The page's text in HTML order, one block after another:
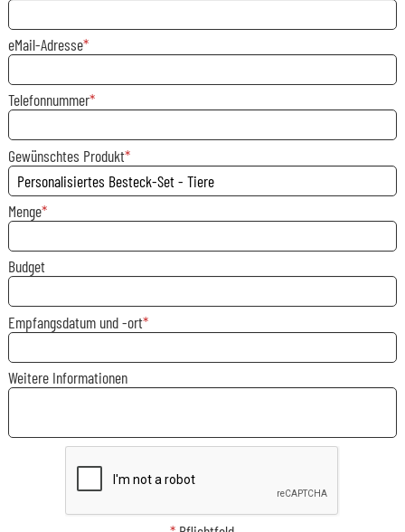
eMail-Adresse
Telefonnummer
Gewünschtes Produkt
Menge
Budget
Empfangsdatum und -ort
Weitere Informationen